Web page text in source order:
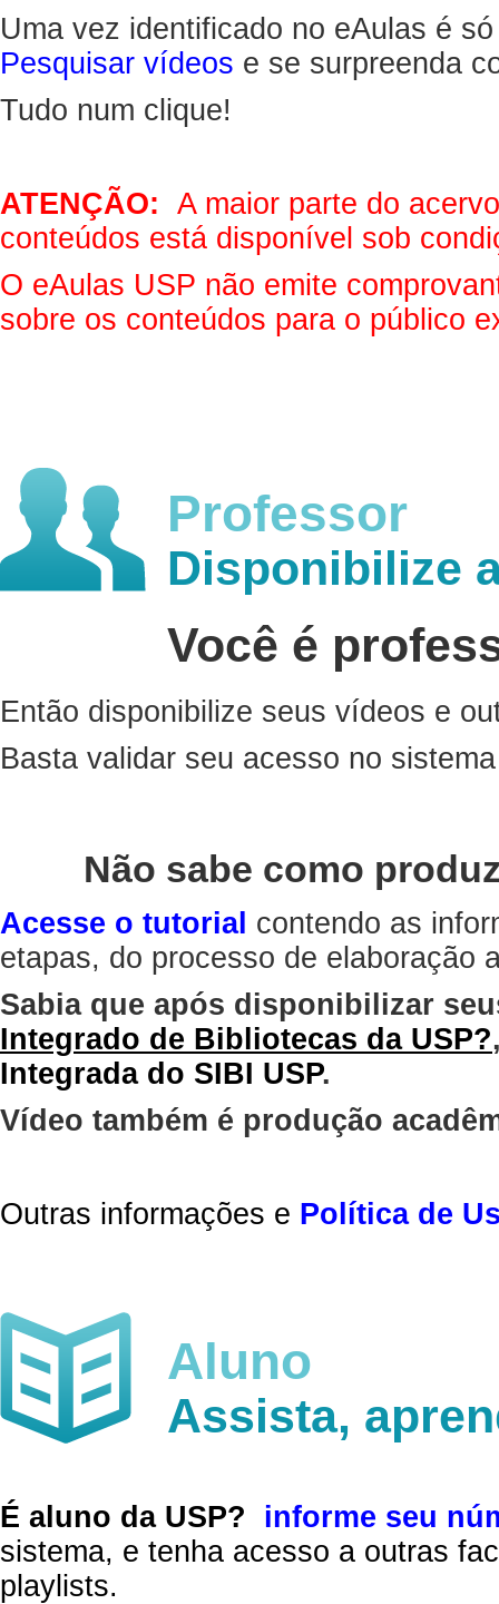
Uma vez identificado no eAulas é
Pesquisar vídeos e se surpreenda
Tudo num clique!
ATENÇÃO: A maior parte do
conteúdos está disponível sob
O eAulas USP não emite
sobre os conteúdos para o público
Professor
Disponibilize
Você é
Então disponibilize seus vídeos e
Basta validar seu acesso no
Não sabe como
Acesse o tutorial contendo as
etapas, do processo de elaboração
Sabia que após disponibilizar
Integrado de Bibliotecas da USP?
Integrada do SIBI USP.
Vídeo também é produção
Outras informações e Política de
Aluno
Assista,
É aluno da USP?
informe seu
sistema, e tenha acesso a outras
playlists.